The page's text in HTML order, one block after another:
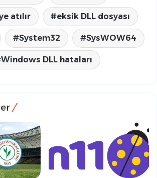
atılır eksik DLL dosyası
System32 SysWOW64
Windows DLL hataları